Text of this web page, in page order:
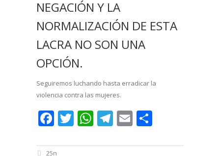
NEGACIÓN Y LA
NORMALIZACIÓN DE ESTA
LACRA NO SON UNA
OPCIÓN.
Seguiremos luchando hasta erradicar la
violencia contra las mujeres.
Facebook
Twitter
WhatsApp
Telegram
Email
25n